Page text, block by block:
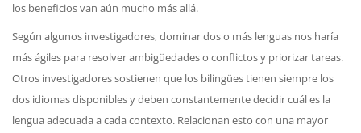
los beneficios van aún mucho más allá.
Según algunos investigadores, dominar dos o más lenguas nos haría
más ágiles para resolver ambigüedades o conflictos y priorizar tareas.
Otros investigadores sostienen que los bilingües tienen siempre los
dos idiomas disponibles y deben constantemente decidir cuál es la
lengua adecuada a cada contexto. Relacionan esto con una mayor